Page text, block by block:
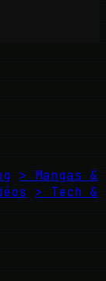
> Mangas &
> Tech &